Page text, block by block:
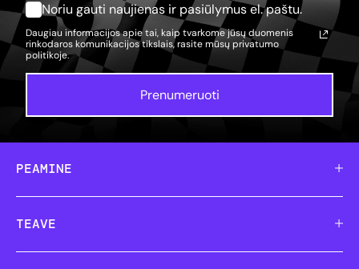
Noriu gauti naujienas ir pasiūlymus el. paštu.
Daugiau informacijos apie tai, kaip tvarkome jūsų duomenis
rinkodaros komunikacijos tikslais, rasite mūsų privatumo
politikoje.
Prenumeruoti
PEAMINE
TEAVE